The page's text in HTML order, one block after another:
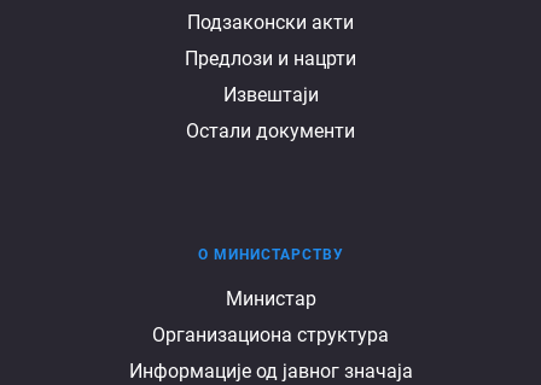
Подзаконски акти
Предлози и нацрти
Извештаји
Остали документи
министарству
О МИНИСТАРСТВУ
Министар
Организациона структура
Информације од јавног значаја